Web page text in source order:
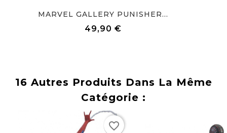
MARVEL GALLERY PUNISHER...
49,90 €
16 Autres Produits Dans La Même
Catégorie :
favorite
favorite_border